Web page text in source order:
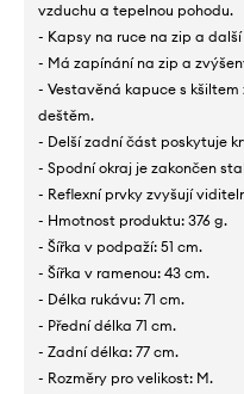
vzduchu a tepelnou pohodu.
- Kapsy na ruce na zip a
- Má zapínání na zip a
- Vestavěná kapuce s
deštěm.
- Delší zadní část poskytuje
- Spodní okraj je zakončen
- Reflexní prvky zvyšují
- Hmotnost produktu: 376 g.
- Šířka v podpaží: 51 cm.
- Šířka v ramenou: 43 cm.
- Délka rukávu: 71 cm.
- Přední délka 71 cm.
- Zadní délka: 77 cm.
- Rozměry pro velikost: M.